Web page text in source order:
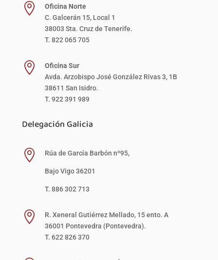

Oficina Norte
C. Galcerán 15, Local 1
38003 Sta. Cruz de Tenerife.
T. 822 065 705

Oficina Sur
Avda. Arzobispo José González Rivas 3, 1B
38611 San Isidro.
T. 922 391 989
Delegación Galicia
 Rúa de García Barbón nº95,
Bajo Vigo 36201
T. 886 302 713

R. Xeneral Gutiérrez Mellado, 15 ento. A
36001 Pontevedra (Pontevedra).
T. 622 826 370